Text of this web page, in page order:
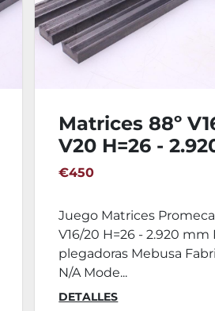
Matrices 88º
V20 H=26 -
mm
€450
Juego Matrices
V16/20 H=26 - 2.920 mm
plegadoras Mebusa
N/A Mode...
DETALLES